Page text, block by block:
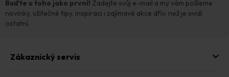
Buďte u toho jako první! Zadejte svůj e-mail a my vám pošleme
novinky, užitečné tipy, inspiraci i zajímavé akce dřív, než je uvidí
ostatní.
Zákaznický servis